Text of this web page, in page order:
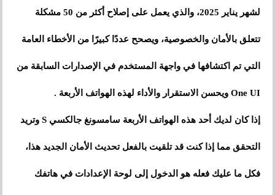
لشهر يناير 2025، والذي يعمل على إصلاح أكثر من 50 مشكلة
تتعلق بالأمان والخصوصية، ويصحح عددًا كبيرًا من الأخطاء العامة
التي تم اكتشافها في واجهة المستخدم في الإصدارات السابقة من
One UI ويحسن الاستقرار والأداء لهذه الهواتف الأربعة .
إذا كان لديك أحد هذه الهواتف الأربعة سامسونغ جالكسي S وتريد
التحقق مما إذا كنت قد تلقيت بالفعل تحديث الأمان الجديد هذا،
فكل ما عليك فعله هو الدخول إلى لوحة الإعدادات في هاتفك